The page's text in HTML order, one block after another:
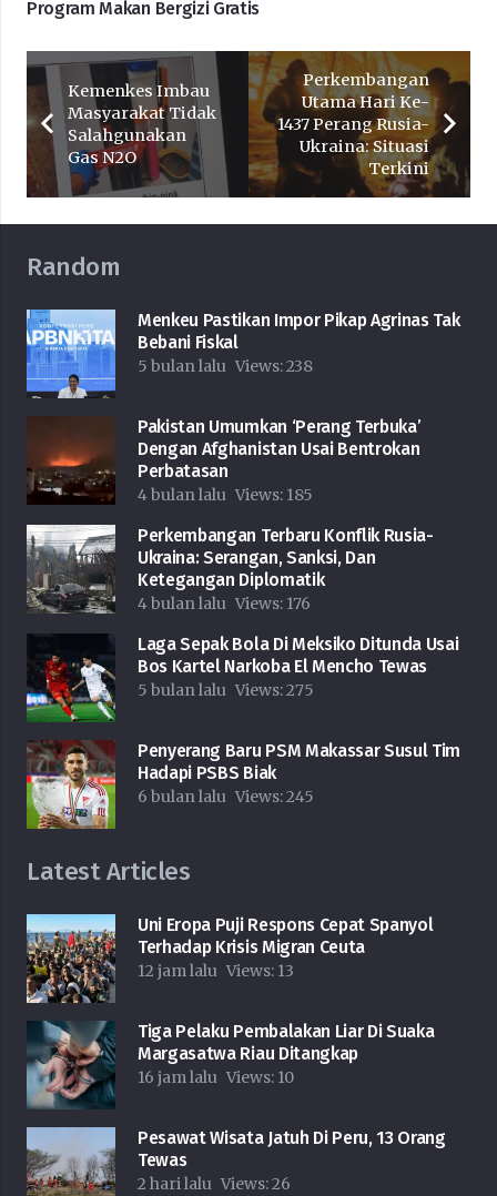
Program Makan Bergizi Gratis
Kemenkes Imbau
Masyarakat Tidak
Salahgunakan
Gas N2O
Perkembangan
Utama Hari Ke-
1437 Perang Rusia-
Ukraina: Situasi
Terkini
Random
Menkeu Pastikan Impor Pikap Agrinas Tak
Bebani Fiskal
5 bulan lalu Views:238
Pakistan Umumkan ‘Perang Terbuka’
Dengan Afghanistan Usai Bentrokan
Perbatasan
4 bulan lalu Views: 185
Perkembangan Terbaru Konflik Rusia-
Ukraina: Serangan, Sanksi, Dan
Ketegangan Diplomatik
4 bulan lalu Views: 176
Laga Sepak Bola Di Meksiko Ditunda Usai
Bos Kartel Narkoba El Mencho Tewas
5 bulan lalu Views:275
Penyerang Baru PSM Makassar Susul Tim
Hadapi PSBS Biak
6 bulan lalu Views:245
Latest Articles
Uni Eropa Puji Respons Cepat Spanyol
Terhadap Krisis Migran Ceuta
12 jam lalu Views: 13
Tiga Pelaku Pembalakan Liar Di Suaka
Margasatwa Riau Ditangkap
16 jam lalu Views: 10
Pesawat Wisata Jatuh Di Peru, 13 Orang
Tewas
2 hari lalu Views:26